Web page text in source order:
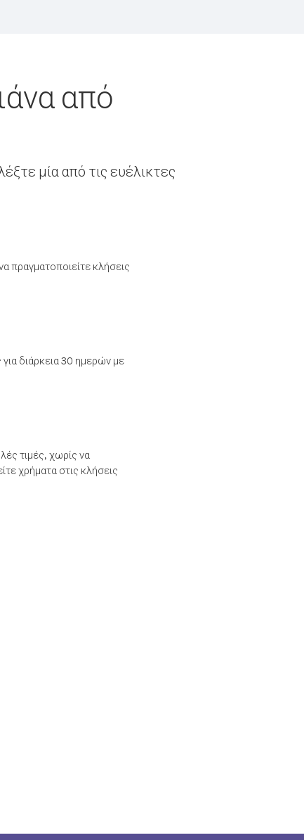
από
μία από τις ευέλικτες
πραγματοποιείτε κλήσεις
διάρκεια 30 ημερών με
τιμές, χωρίς να
χρήματα στις κλήσεις